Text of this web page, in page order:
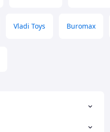
Vladi Toys Buromax